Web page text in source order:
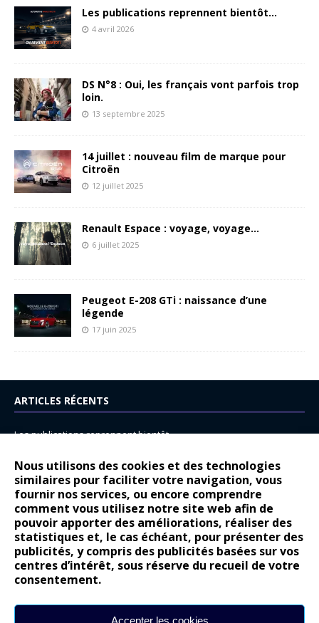
Nous utilisons des cookies et des technologies
similaires pour faciliter votre navigation, vous
fournir nos services, ou encore comprendre
comment vous utilisez notre site web afin de
pouvoir apporter des améliorations, réaliser des
statistiques et, le cas échéant, pour présenter des
publicités, y compris des publicités basées sur vos
centres d’intérêt, sous réserve du recueil de votre
consentement.
Accepter les cookies
Les publications reprennent bientôt…
4 avril 2026
DS N°8 : Oui, les français vont parfois trop
loin.
13 septembre 2025
14 juillet : nouveau film de marque pour
Citroën
12 juillet 2025
Renault Espace : voyage, voyage…
6 juillet 2025
Peugeot E-208 GTi : naissance d’une
légende
17 juin 2025
ARTICLES RÉCENTS
Les publications reprennent bientôt…
14 juillet : nouveau film de marque pour Citroën
Renault Espace : voyage, voyage…
Peugeot E-208 GTi : naissance d’une légende
COMMENTAIRES RÉCENTS
Bernard Dardartdans
Gilly